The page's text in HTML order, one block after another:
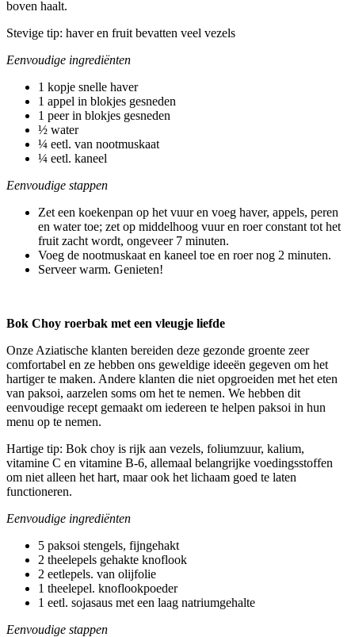
boven haalt.
Stevige tip: haver en fruit bevatten veel vezels
Eenvoudige ingrediënten
1 kopje snelle haver
1 appel in blokjes gesneden
1 peer in blokjes gesneden
½ water
¼ eetl. van nootmuskaat
¼ eetl. kaneel
Eenvoudige stappen
Zet een koekenpan op het vuur en voeg haver, appels, peren
en water toe; zet op middelhoog vuur en roer constant tot het
fruit zacht wordt, ongeveer 7 minuten.
Voeg de nootmuskaat en kaneel toe en roer nog 2 minuten.
Serveer warm. Genieten!
Bok Choy roerbak met een vleugje liefde
Onze Aziatische klanten bereiden deze gezonde groente zeer
comfortabel en ze hebben ons geweldige ideeën gegeven om het
hartiger te maken. Andere klanten die niet opgroeiden met het eten
van paksoi, aarzelen soms om het te nemen. We hebben dit
eenvoudige recept gemaakt om iedereen te helpen paksoi in hun
menu op te nemen.
Hartige tip: Bok choy is rijk aan vezels, foliumzuur, kalium,
vitamine C en vitamine B-6, allemaal belangrijke voedingsstoffen
om niet alleen het hart, maar ook het lichaam goed te laten
functioneren.
Eenvoudige ingrediënten
5 paksoi stengels, fijngehakt
2 theelepels gehakte knoflook
2 eetlepels. van olijfolie
1 theelepel. knoflookpoeder
1 eetl. sojasaus met een laag natriumgehalte
Eenvoudige stappen